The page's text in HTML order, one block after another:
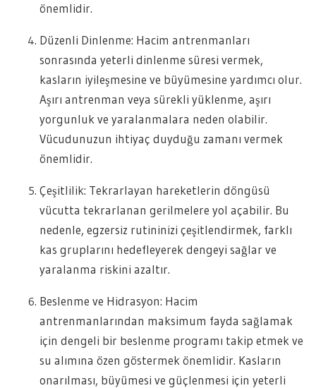
önemlidir.
Düzenli Dinlenme: Hacim antrenmanları
sonrasında yeterli dinlenme süresi vermek,
kasların iyileşmesine ve büyümesine yardımcı olur.
Aşırı antrenman veya sürekli yüklenme, aşırı
yorgunluk ve yaralanmalara neden olabilir.
Vücudunuzun ihtiyaç duyduğu zamanı vermek
önemlidir.
Çeşitlilik: Tekrarlayan hareketlerin döngüsü
vücutta tekrarlanan gerilmelere yol açabilir. Bu
nedenle, egzersiz rutininizi çeşitlendirmek, farklı
kas gruplarını hedefleyerek dengeyi sağlar ve
yaralanma riskini azaltır.
Beslenme ve Hidrasyon: Hacim
antrenmanlarından maksimum fayda sağlamak
için dengeli bir beslenme programı takip etmek ve
su alımına özen göstermek önemlidir. Kasların
onarılması, büyümesi ve güçlenmesi için yeterli